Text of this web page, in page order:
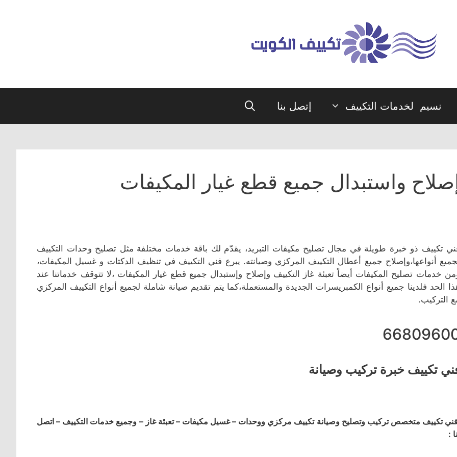
نسيم لخدمات التكييف إتصل بنا
واستبدال جميع قطع غيار المكيفات
تكييف ذو خبرة طويلة في مجال تصليح مكيفات التبريد، يقدّم لك باقة خدمات مختلفة مثل تصليح وحدات التكييف
أنواعها،وإصلاح جميع أعطال التكييف المركزي وصيانته. يبرع فني التكييف في تنظيف الدكتات و غسيل المكيفات،
خدمات تصليح المكيفات أيضاً تعبئة غاز التكييف وإصلاح وإستبدال جميع قطع غيار المكيفات ،لا تتوقف خدماتنا عند
الحد فلدينا جميع أنواع الكمبريسرات الجديدة والمستعملة،كما يتم تقديم صيانة شاملة لجميع أنواع التكييف المركزي
التركيب.
تكييف خبرة تركيب وصيانة
تكييف متخصص تركيب وتصليح وصيانة تكييف مركزي ووحدات – غسيل مكيفات – تعبئة غاز – وجميع خدمات التكييف – اتصل
: